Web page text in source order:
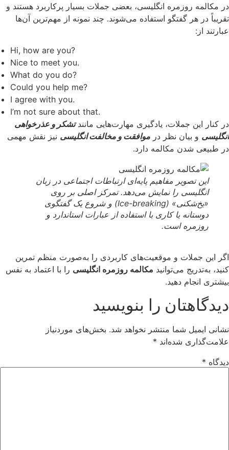
در مکالمه روزمره انگلیسی، بعضی جملات بسیار پرکاربرد هستند و
تقریباً در هر گفتگو استفاده می‌شوند. چند نمونه از مهم‌ترین آن‌ها
عبارتند از:
Hi, how are you?
Nice to meet you.
What do you do?
Could you help me?
I agree with you.
I’m not sure about that.
در کنار این جملات، یادگیری مهارت‌هایی مانندتشکر و عذرخواهی
انگلیسی و بیان نظر در موافقت و مخالفت انگلیسی نیز نقش مهمی
در طبیعی شدن مکالمه دارد.
این تصویر مفاهیم پایه‌ای ارتباطات اجتماعی در زبان
انگلیسی را نمایش می‌دهد. تمرکز اصلی بر روی
«یخ‌شکنی» (Ice-breaking) و شروع یک گفتگوی
دوستانه یا کاری با استفاده از عبارات استاندارد و
روزمره است.
اگر این جملات و موقعیت‌های کاربردی را به‌صورت منظم تمرین
کنید، به‌تدریج می‌توانید مکالمه روزمره انگلیسی را با اعتماد به نفس
بیشتری انجام دهید.
دیدگاهتان را بنویسید
نشانی ایمیل شما منتشر نخواهد شد. بخش‌های موردنیاز
علامت‌گذاری شده‌اند *
دیدگاه *